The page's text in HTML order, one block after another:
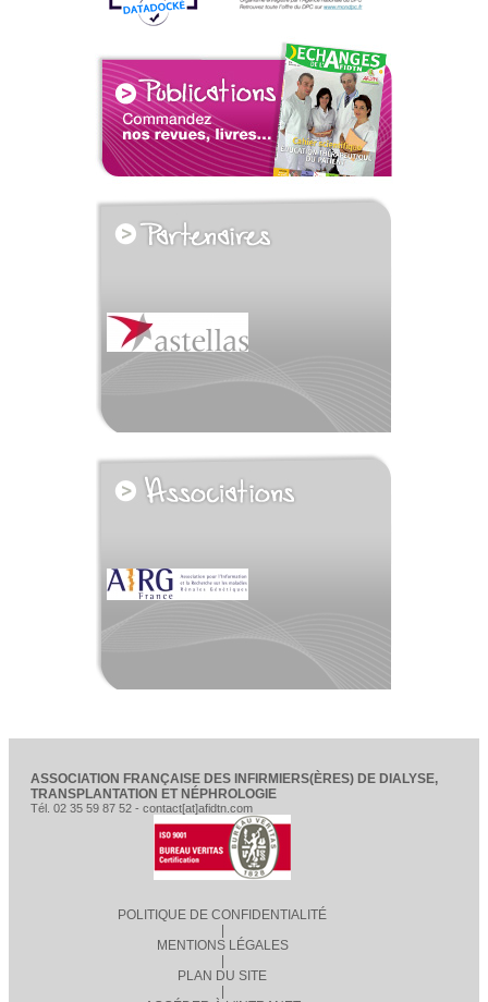
voir tous les partenaires
ASSOCIATION FRANÇAISE DES INFIRMIERS(ÈRES) DE DIALYSE,
TRANSPLANTATION ET NÉPHROLOGIE
Tél. 02 35 59 87 52 - contact[at]afidtn.com
POLITIQUE DE CONFIDENTIALITÉ
MENTIONS LÉGALES
PLAN DU SITE